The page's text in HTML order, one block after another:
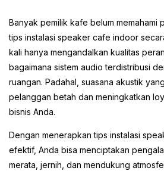
Banyak pemilik kafe belum memahami
tips instalasi speaker cafe indoor
kali hanya mengandalkan kualitas
bagaimana sistem audio terdistribusi
ruangan. Padahal, suasana akustik
pelanggan betah dan meningkatkan
bisnis Anda.
Dengan menerapkan tips instalasi
efektif, Anda bisa menciptakan
merata, jernih, dan mendukung